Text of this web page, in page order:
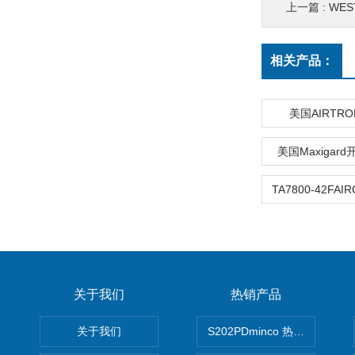
上一篇 :
相关产品：
美国
美国Maxigard
关于我们
关于我们
热销产品
S202PDminco 热电阻